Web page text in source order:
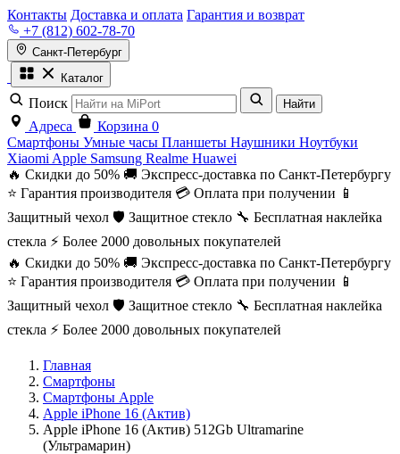
Контакты Доставка и оплата Гарантия и возврат
+7 (812) 602-78-70
Санкт-Петербург
Каталог
Поиск Найти
Адреса Корзина 0
Смартфоны Умные часы Планшеты Наушники Ноутбуки
Xiaomi Apple Samsung Realme Huawei
🔥 Скидки до 50% 🚚 Экспресс-доставка по Санкт-Петербургу
⭐ Гарантия производителя 💳 Оплата при получении 📱
Защитный чехол 🛡️ Защитное стекло 🔧 Бесплатная наклейка
стекла ⚡ Более 2000 довольных покупателей
🔥 Скидки до 50% 🚚 Экспресс-доставка по Санкт-Петербургу
⭐ Гарантия производителя 💳 Оплата при получении 📱
Защитный чехол 🛡️ Защитное стекло 🔧 Бесплатная наклейка
стекла ⚡ Более 2000 довольных покупателей
Главная
Смартфоны
Смартфоны Apple
Apple iPhone 16 (Актив)
Apple iPhone 16 (Актив) 512Gb Ultramarine
(Ультрамарин)